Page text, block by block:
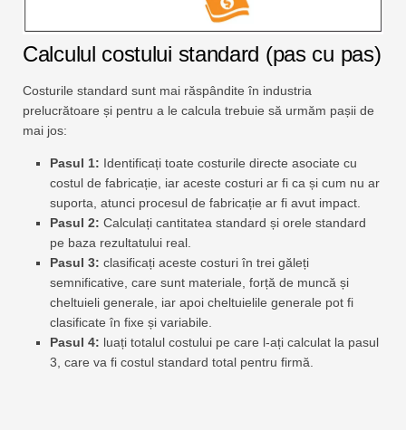
Calculul costului standard (pas cu pas)
Costurile standard sunt mai răspândite în industria
prelucrătoare și pentru a le calcula trebuie să urmăm pașii de
mai jos:
Pasul 1: Identificați toate costurile directe asociate cu
costul de fabricație, iar aceste costuri ar fi ca și cum nu ar
suporta, atunci procesul de fabricație ar fi avut impact.
Pasul 2: Calculați cantitatea standard și orele standard
pe baza rezultatului real.
Pasul 3: clasificați aceste costuri în trei găleți
semnificative, care sunt materiale, forță de muncă și
cheltuieli generale, iar apoi cheltuielile generale pot fi
clasificate în fixe și variabile.
Pasul 4: luați totalul costului pe care l-ați calculat la pasul
3, care va fi costul standard total pentru firmă.